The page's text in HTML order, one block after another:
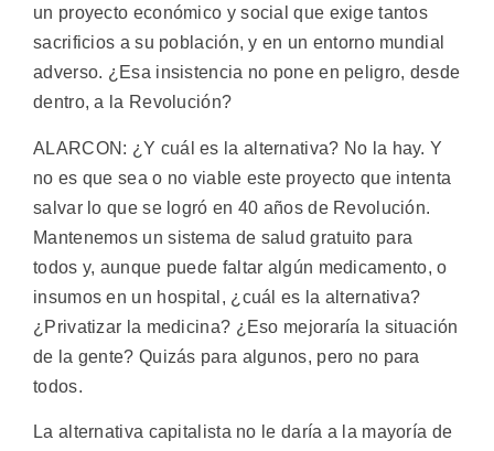
un proyecto económico y social que exige tantos
sacrificios a su población, y en un entorno mundial
adverso. ¿Esa insistencia no pone en peligro, desde
dentro, a la Revolución?
ALARCON: ¿Y cuál es la alternativa? No la hay. Y
no es que sea o no viable este proyecto que intenta
salvar lo que se logró en 40 años de Revolución.
Mantenemos un sistema de salud gratuito para
todos y, aunque puede faltar algún medicamento, o
insumos en un hospital, ¿cuál es la alternativa?
¿Privatizar la medicina? ¿Eso mejoraría la situación
de la gente? Quizás para algunos, pero no para
todos.
La alternativa capitalista no le daría a la mayoría de